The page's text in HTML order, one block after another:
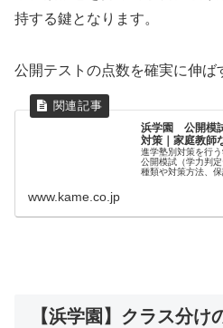
持する鍵となります。
公開テストの点数を確実に伸ば
浜学園 公開模
対策｜家庭教師
進学塾別対策を行
公開模試（学力判
種類や対策方法、
www.kame.co.jp
【浜学園】クラス分け